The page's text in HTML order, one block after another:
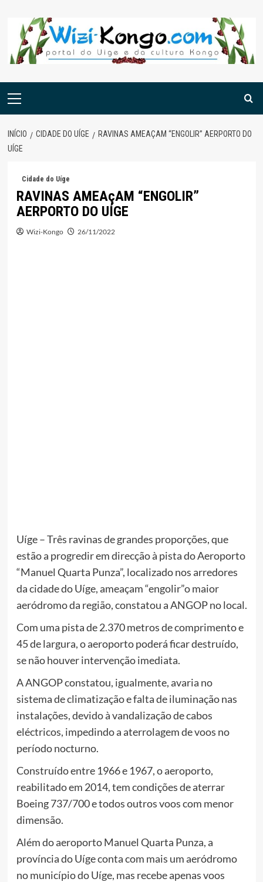
content
Menu
INÍCIO CIDADE DO UÍGE
RAVINAS AMEAÇAM “ENGOLIR” AERPORTO DO
UÍGE
Cidade do Uíge
RAVINAS AMEAçAM “ENGOLIR”
AERPORTO DO UÍGE
Wizi-Kongo 26/11/2022
Uíge – Três ravinas de grandes proporções, que
estão a progredir em direcção à pista do Aeroporto
“Manuel Quarta Punza”, localizado nos arredores
da cidade do Uíge, ameaçam “engolir”o maior
aeródromo da região, constatou a ANGOP no local.
Com uma pista de 2.370 metros de comprimento e
45 de largura, o aeroporto poderá ficar destruído,
se não houver intervenção imediata.
A ANGOP constatou, igualmente, avaria no
sistema de climatização e falta de iluminação nas
instalações, devido à vandalização de cabos
eléctricos, impedindo a aterrolagem de voos no
período nocturno.
Construído entre 1966 e 1967, o aeroporto,
reabilitado em 2014, tem condições de aterrar
Boeing 737/700 e todos outros voos com menor
dimensão.
Além do aeroporto Manuel Quarta Punza, a
província do Uíge conta com mais um aeródromo
no município do Uíge, mas recebe apenas voos